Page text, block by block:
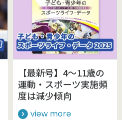
【最新号】4～11歳の
運動・スポーツ実施頻
度は減少傾向
view more